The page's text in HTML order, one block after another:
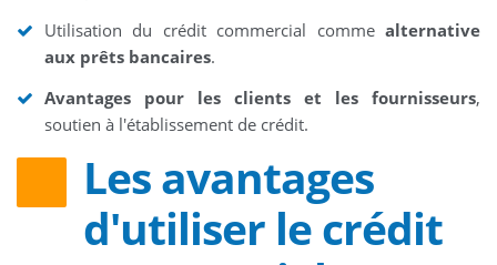
Utilisation du crédit commercial comme alternative
aux prêts bancaires.
Avantages pour les clients et les fournisseurs,
soutien à l'établissement de crédit.
Les avantages
d'utiliser le crédit